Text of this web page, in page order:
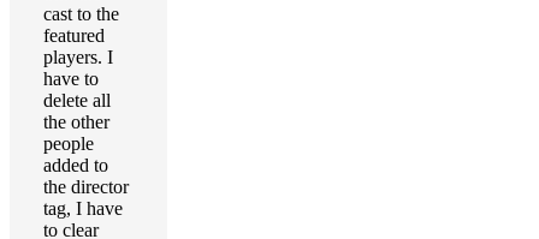
cast to the
featured
players. I
have to
delete all
the other
people
added to
the director
tag, I have
to clear